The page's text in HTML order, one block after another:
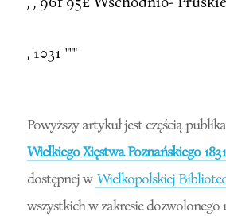
, 1031 """
Powyższy artykuł jest częścią
Wielkiego Xięstwa Poznańskiego
dostępnej w Wielkopolskiej
wszystkich w zakresie dozwolonego